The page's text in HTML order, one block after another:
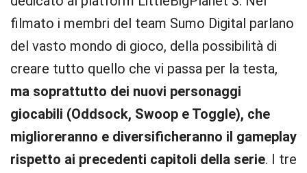
filmato i membri del team Sumo Digital parlano
del vasto mondo di gioco, della possibilità di
creare tutto quello che vi passa per la testa,
ma soprattutto dei nuovi personaggi
giocabili (Oddsock, Swoop e Toggle), che
miglioreranno e diversificheranno il gameplay
rispetto ai precedenti capitoli della serie. I tre